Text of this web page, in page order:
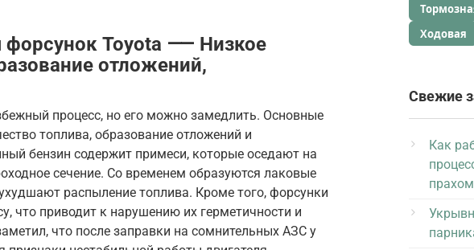
форсунок Toyota ⸺ Низкое
отложений,
процесс, но его можно замедлить. Основные
топлива, образование отложений и
бензин содержит примеси, которые оседают на
сечение. Со временем образуются лаковые
распыление топлива. Кроме того, форсунки
что приводит к нарушению их герметичности и
что после заправки на сомнительных АЗС у
Ходовая
Свежие
Как
прахом